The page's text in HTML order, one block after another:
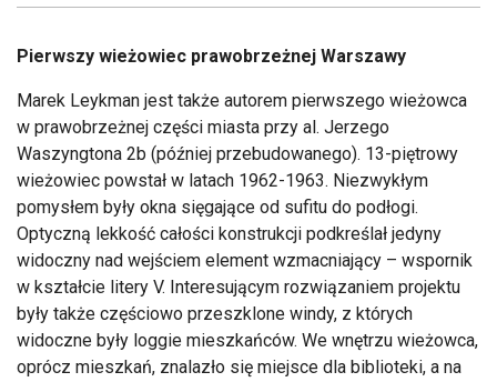
Pierwszy wieżowiec prawobrzeżnej Warszawy
Marek Leykman jest także autorem pierwszego wieżowca
w prawobrzeżnej części miasta przy al. Jerzego
Waszyngtona 2b (później przebudowanego). 13-piętrowy
wieżowiec powstał w latach 1962-1963. Niezwykłym
pomysłem były okna sięgające od sufitu do podłogi.
Optyczną lekkość całości konstrukcji podkreślał jedyny
widoczny nad wejściem element wzmacniający – wspornik
w kształcie litery V. Interesującym rozwiązaniem projektu
były także częściowo przeszklone windy, z których
widoczne były loggie mieszkańców. We wnętrzu wieżowca,
oprócz mieszkań, znalazło się miejsce dla biblioteki, a na